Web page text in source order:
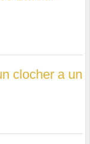
clocher a un